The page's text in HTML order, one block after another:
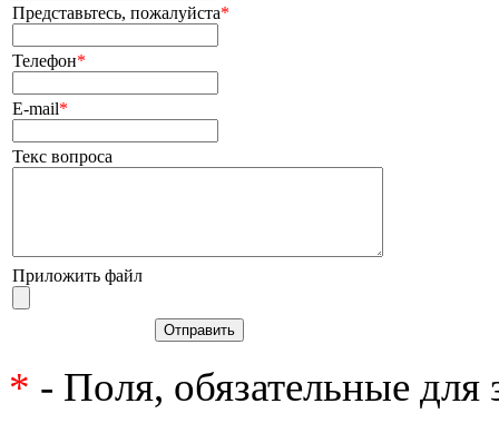
Представьтесь, пожалуйста*
Телефон*
E-mail*
Текс вопроса
Приложить файл
Отправить
* - Поля, обязательные для